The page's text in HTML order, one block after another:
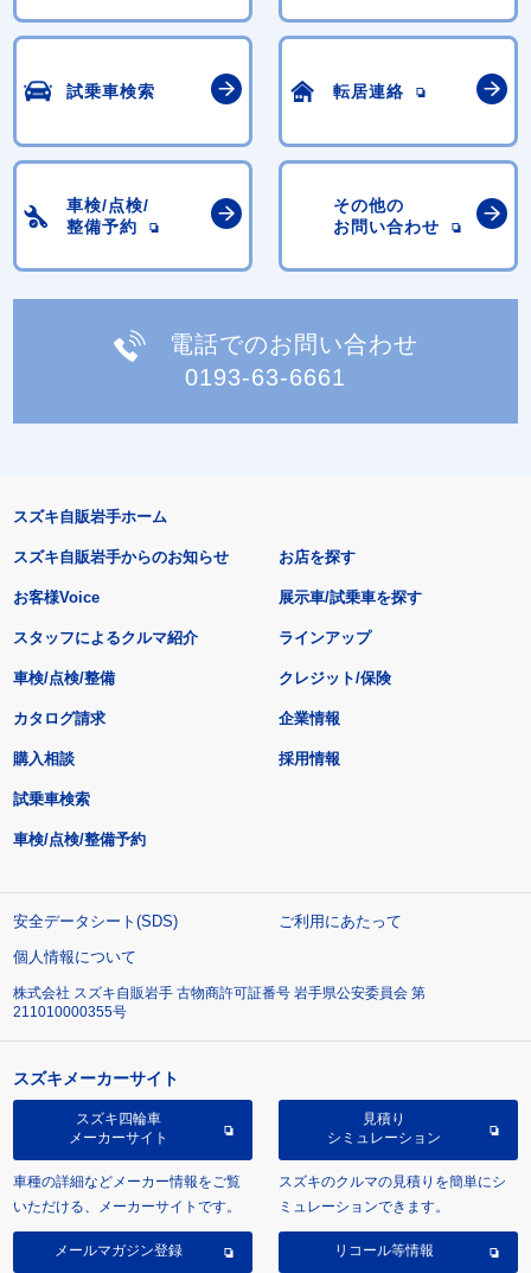
試乗車検索 転居連絡
車検/点検/
整備予約
その他の
お問い合わせ
電話でのお問い合わせ
0193-63-6661
スズキ自販岩手ホーム
スズキ自販岩手からのお知らせ
お客様Voice
スタッフによるクルマ紹介
お店を探す
展示車/試乗車を探す
ラインアップ
車検/点検/整備 クレジット/保険
カタログ請求
購入相談
試乗車検索
車検/点検/整備予約
企業情報
採用情報
安全データシート(SDS)
ご利用にあたって
個人情報について
株式会社 スズキ自販岩手 古物商許可証番号 岩手県公安委員会 第
211010000355号
スズキメーカーサイト
スズキ四輪車
メーカーサイト
車種の詳細などメーカー情報をご覧
いただける、メーカーサイトです。
見積り
シミュレーション
スズキのクルマの見積りを簡単にシ
ミュレーションできます。
メールマガジン登録 リコール等情報